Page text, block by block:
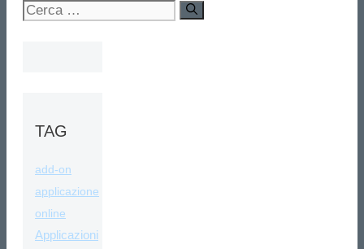
Ricerca
TAG
add-on
applicazione
online
Applicazioni